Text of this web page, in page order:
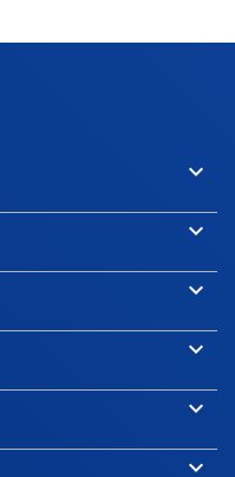
keyboard_arrow_down
keyboard_arrow_down
keyboard_arrow_down
keyboard_arrow_down
keyboard_arrow_down
keyboard_arrow_down